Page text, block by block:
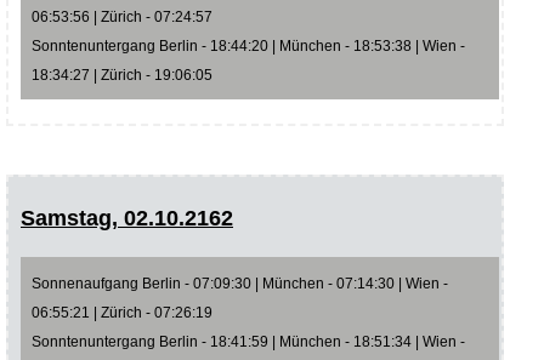
06:53:56 | Zürich - 07:24:57
Sonntenuntergang Berlin - 18:44:20 | München - 18:53:38 | Wien -
18:34:27 | Zürich - 19:06:05
Samstag, 02.10.2162
Sonnenaufgang Berlin - 07:09:30 | München - 07:14:30 | Wien -
06:55:21 | Zürich - 07:26:19
Sonntenuntergang Berlin - 18:41:59 | München - 18:51:34 | Wien -